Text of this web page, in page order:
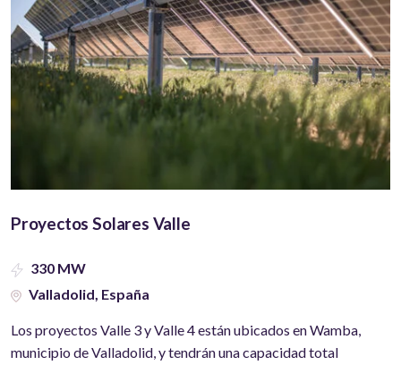
Proyectos Solares Valle
330 MW
Valladolid, España
Los proyectos Valle 3 y Valle 4 están ubicados en Wamba,
municipio de Valladolid, y tendrán una capacidad total